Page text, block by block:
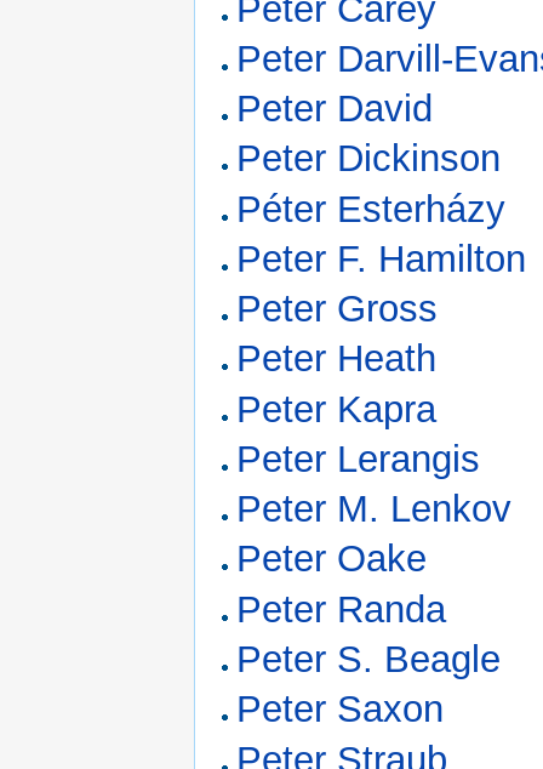
Peter Carey
Peter Darvill-
Peter David
Peter Dickinson
Péter Esterházy
Peter F. Hamilton
Peter Gross
Peter Heath
Peter Kapra
Peter Lerangis
Peter M. Lenkov
Peter Oake
Peter Randa
Peter S. Beagle
Peter Saxon
Peter Straub